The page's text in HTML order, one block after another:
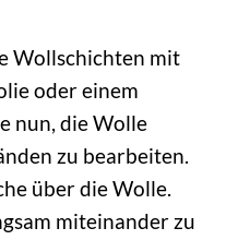
Wollschichten mit
oder einem
nun, die Wolle
zu bearbeiten.
über die Wolle.
miteinander zu